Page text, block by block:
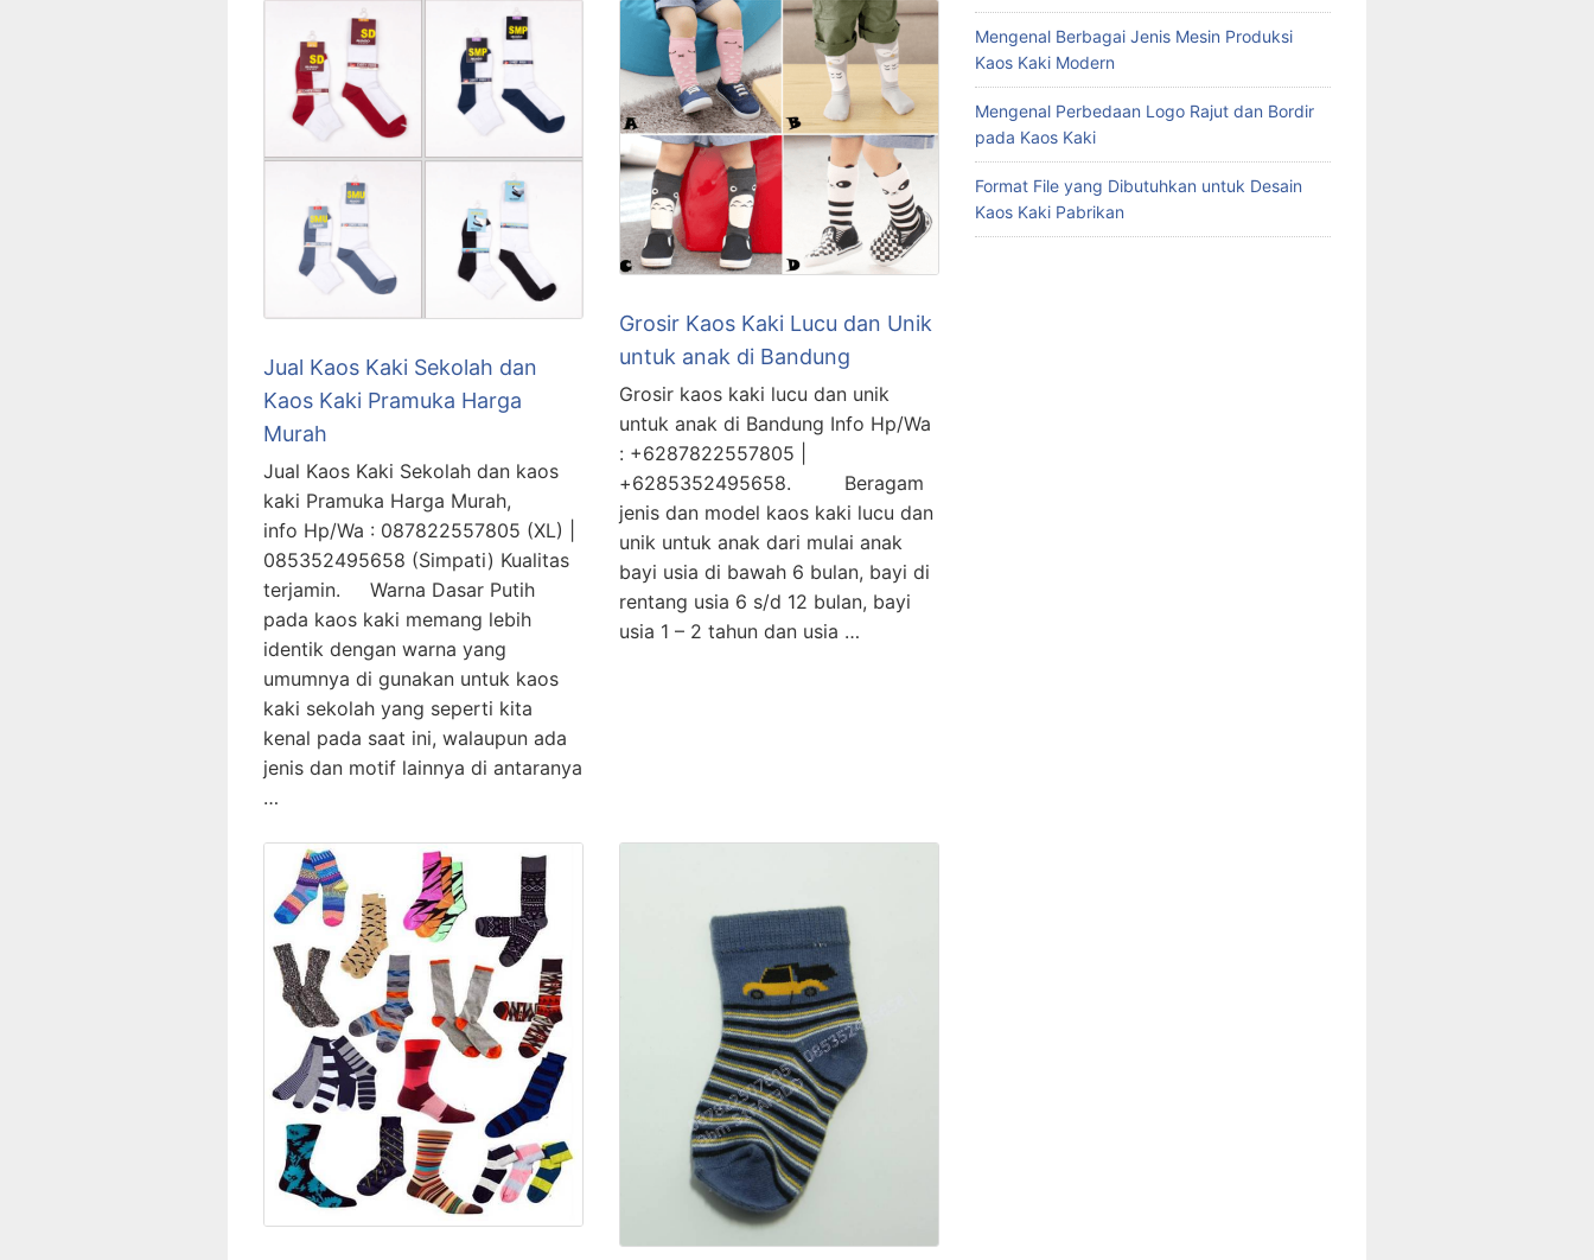
Jual Kaos Kaki Sekolah dan
Kaos Kaki Pramuka Harga
Murah
Jual Kaos Kaki Sekolah dan kaos
kaki Pramuka Harga Murah,
info Hp/Wa : 087822557805 (XL) |
085352495658 (Simpati) Kualitas
terjamin. Warna Dasar Putih
pada kaos kaki memang lebih
identik dengan warna yang
umumnya di gunakan untuk kaos
kaki sekolah yang seperti kita
kenal pada saat ini, walaupun ada
jenis dan motif lainnya di antaranya
…
Grosir Kaos Kaki Lucu dan Unik
untuk anak di Bandung
Grosir kaos kaki lucu dan unik
untuk anak di Bandung Info Hp/Wa
: +6287822557805 |
+6285352495658. Beragam
jenis dan model kaos kaki lucu dan
unik untuk anak dari mulai anak
bayi usia di bawah 6 bulan, bayi di
rentang usia 6 s/d 12 bulan, bayi
usia 1 – 2 tahun dan usia …
Mengenal Berbagai Jenis Mesin Produksi
Kaos Kaki Modern
Mengenal Perbedaan Logo Rajut dan Bordir
pada Kaos Kaki
Format File yang Dibutuhkan untuk Desain
Kaos Kaki Pabrikan